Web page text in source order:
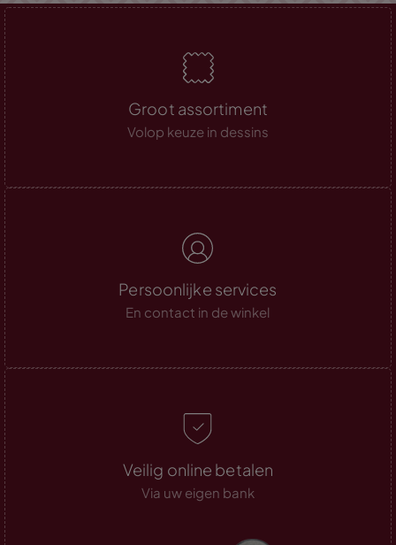
Groot assortiment
Volop keuze in dessins
Persoonlijke services
En contact in de winkel
Veilig online betalen
Via uw eigen bank